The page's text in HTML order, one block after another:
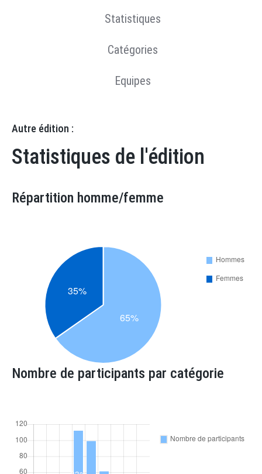
Statistiques
Catégories
Equipes
Autre édition :
Statistiques de l'édition
Répartition homme/femme
Nombre de participants par catégorie